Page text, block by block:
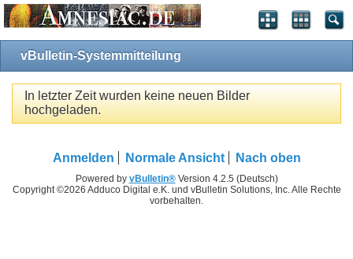
vBulletin-Systemmitteilung
In letzter Zeit wurden keine neuen Bilder
hochgeladen.
Anmelden Normale Ansicht Nach oben
Powered by vBulletin®Version 4.2.5 (Deutsch)
Copyright ©2026 Adduco Digital e.K. und vBulletin Solutions, Inc. Alle Rechte
vorbehalten.